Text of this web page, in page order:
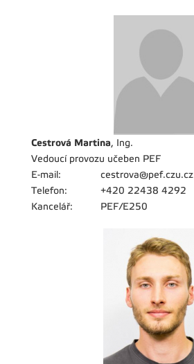
Cestrová Martina, Ing.
Vedoucí provozu učeben PEF
E-mail:
cestrova@pef.czu.cz
Telefon:
+420 22438 4292
Kancelář:
PEF/E250